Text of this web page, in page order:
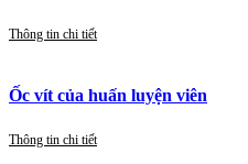
Thông tin chi tiết
Ốc vít của huấn luyện viên
Thông tin chi tiết